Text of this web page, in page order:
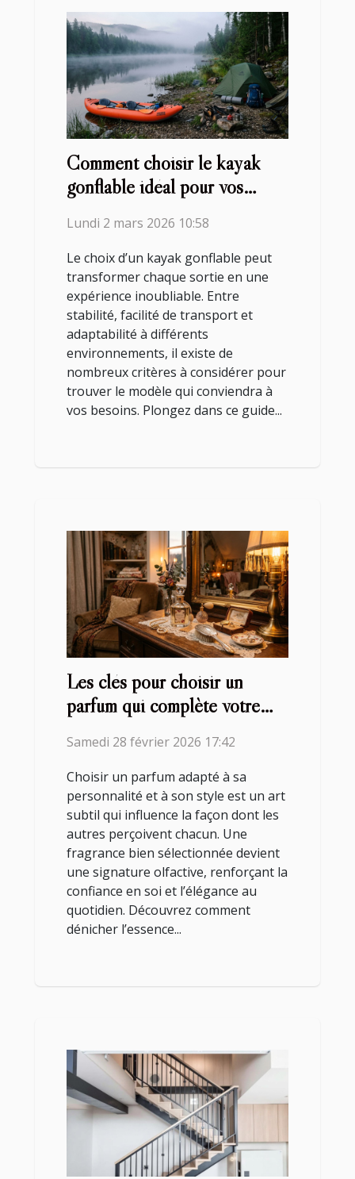
Comment choisir le kayak
gonflable idéal pour vos
Lundi 2 mars 2026 10:58
Le choix d’un kayak gonflable peut
transformer chaque sortie en une
expérience inoubliable. Entre
stabilité, facilité de transport et
adaptabilité à différents
environnements, il existe de
nombreux critères à considérer pour
trouver le modèle qui conviendra à
vos besoins. Plongez dans ce guide...
Les clés pour choisir un
parfum qui complète votre
Samedi 28 février 2026 17:42
Choisir un parfum adapté à sa
personnalité et à son style est un art
subtil qui influence la façon dont les
autres perçoivent chacun. Une
fragrance bien sélectionnée devient
une signature olfactive, renforçant la
confiance en soi et l’élégance au
quotidien. Découvrez comment
dénicher l’essence...